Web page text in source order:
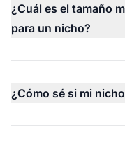
¿Cuál es el tamaño
para un nicho?
¿Cómo sé si mi